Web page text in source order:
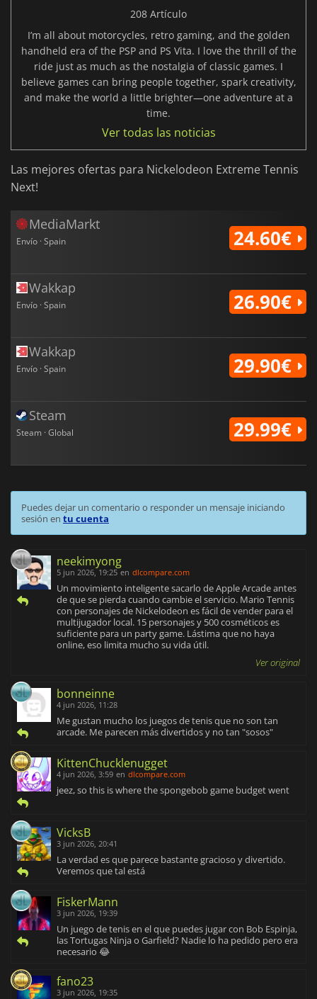
208 Artículo
I’m all about motorcycles, retro gaming, and the golden
handheld era of the PSP and PS Vita. I love the thrill of the
ride just as much as the nostalgia of classic games. I
believe games can bring people together, spark creativity,
and make the world a little brighter—one adventure at a
time.
Ver todas las noticias
Las mejores ofertas para Nickelodeon Extreme Tennis
Next!
MediaMarkt
Envío · Spain 24.60€
Wakkap
Envío · Spain 26.90€
Wakkap
Envío · Spain 29.90€
Steam
Steam · Global 29.99€
Puedes dejar un comentario o responder un mensaje iniciando
sesión en tu cuenta
neekimyong
5 jun 2026, 19:25 en dlcompare.com
Un movimiento inteligente sacarlo de Apple Arcade antes
de que se pierda cuando cambie el servicio. Mario Tennis
con personajes de Nickelodeon es fácil de vender para el
multijugador local. 15 personajes y 500 cosméticos es
suficiente para un party game. Lástima que no haya
online, eso limita mucho su vida útil.
Ver original
bonneinne
4 jun 2026, 11:28
Me gustan mucho los juegos de tenis que no son tan
arcade. Me parecen más divertidos y no tan "sosos"
KittenChucklenugget
4 jun 2026, 3:59 en dlcompare.com
jeez, so this is where the spongebob game budget went
VicksB
3 jun 2026, 20:41
La verdad es que parece bastante gracioso y divertido.
Veremos que tal está
FiskerMann
3 jun 2026, 19:39
Un juego de tenis en el que puedes jugar con Bob Espinja,
las Tortugas Ninja o Garfield? Nadie lo ha pedido pero era
necesario 😂
fano23
3 jun 2026, 19:35